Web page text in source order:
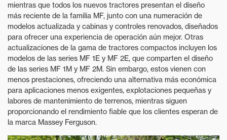
mientras que todos los nuevos tractores presentan el diseño
más reciente de la familia MF, junto con una numeración de
modelos actualizada y cabinas y controles renovados, diseñados
para ofrecer una experiencia de operación aún mejor. Otras
actualizaciones de la gama de tractores compactos incluyen los
modelos de las series MF 1E y MF 2E, que comparten el diseño
de las series MF 1M y MF 2M. Sin embargo, estos vienen con
menos prestaciones, ofreciendo una alternativa más económica
para aplicaciones menos exigentes, explotaciones pequeñas y
labores de mantenimiento de terrenos, mientras siguen
proporcionando el rendimiento fiable que los clientes esperan de
la marca Massey Ferguson.